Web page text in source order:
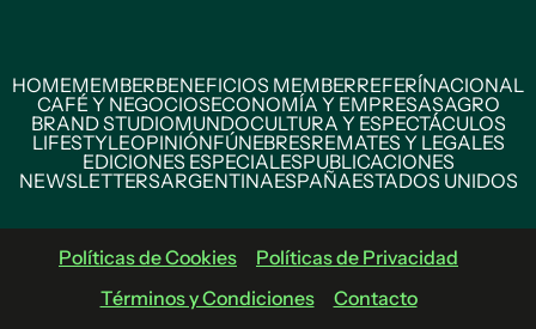
HOMEMEMBERBENEFICIOS MEMBERREFERÍNACIONAL
CAFÉ Y NEGOCIOSECONOMÍA Y EMPRESASAGRO
BRAND STUDIOMUNDOCULTURA Y ESPECTÁCULOS
LIFESTYLEOPINIÓNFÚNEBRESREMATES Y LEGALES
EDICIONES ESPECIALESPUBLICACIONES
NEWSLETTERSARGENTINAESPAÑAESTADOS UNIDOS
Políticas de Cookies
Políticas de Privacidad
Términos y Condiciones
Contacto